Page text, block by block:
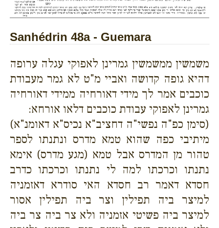
Sanhédrin 48a - Guemara
משמשין ממשמשין גמרינן לאפוקי עגלה ערופה
דהיא גופה קדושה ואביי מ"ט לא גמר מעבודת
כוכבים אמר לך מידי דאורחיה ממידי דאורחיה
גמרינן לאפוקי עבודת כוכבים דלאו אורחא:
(סימן כפ"ה נפשי"ה דחציב"א נכיס"א דאומנ"א)
מיתיבי כפה שהוא טמא מדרס ונתנתו לספר
טהור מן המדרס אבל טמא (מגע מדרס) אימא
נתנתו וכרכתו למה לי נתנתו וכרכתו כדרב
חסדא דאמר רב חסדא האי סודרא דאזמניה
למיצר ביה תפילין וצר ביה תפילין אסור
למיצר ביה פשיטי אזמניה ולא צר ביה צר ביה